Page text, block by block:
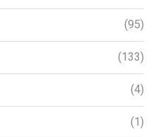
(95)
(133)
(4)
(1)